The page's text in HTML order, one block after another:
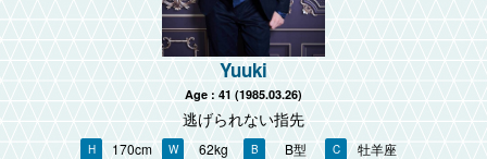
Yuuki
Age : 41 (1985.03.26)
逃げられない指先
170cm 62kg B型 牡羊座